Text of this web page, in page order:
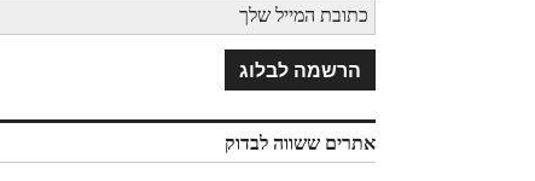
אתרים ששווה לבדוק